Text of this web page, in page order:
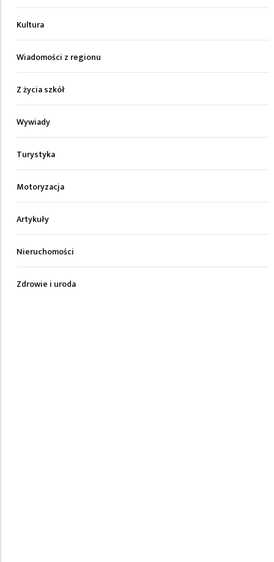
Kultura
Wiadomości z regionu
Z życia szkół
Wywiady
Turystyka
Motoryzacja
Artykuły
Nieruchomości
Zdrowie i uroda